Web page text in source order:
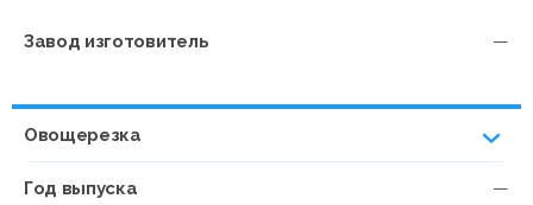
Завод изготовитель —
Овощерезка
Год выпуска —